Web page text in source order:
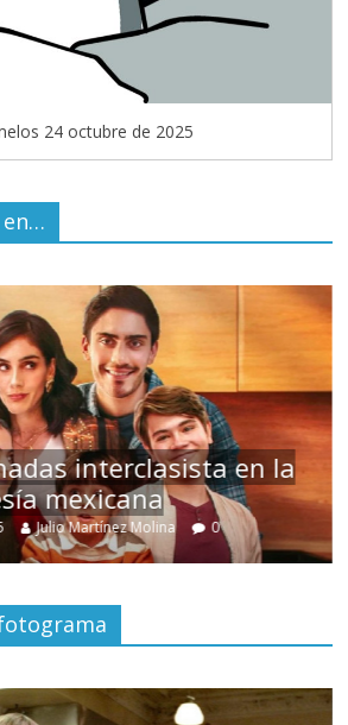
24 octubre de 2025
interclasista en la
Martínez Molina 0